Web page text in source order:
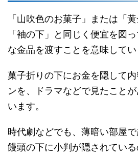
「山吹色のお菓子」または「
「袖の下」と同じく便宜を図
な金品を渡すことを意味してい
菓子折りの下にお金を隠して
ンを、ドラマなどで見たこと
います。
時代劇などでも、薄暗い部屋で
饅頭の下に小判が隠されてい